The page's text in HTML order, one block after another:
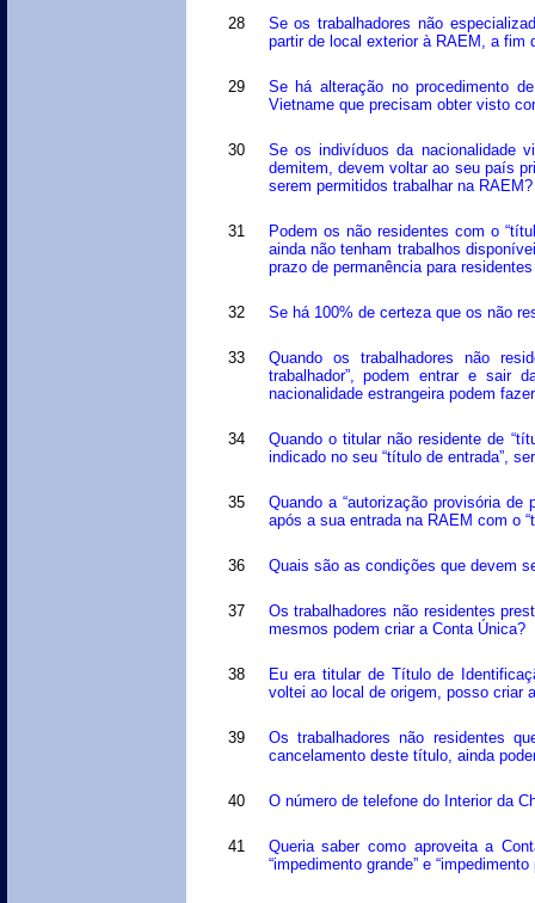
28
Se os trabalhadores não
partir de local exterior à RAEM, a fim
29
Se há alteração no procedimento
Vietname que precisam obter visto
30
Se os indivíduos da nacionalidade
demitem, devem voltar ao seu país
serem permitidos trabalhar na RAEM?
31
Podem os não residentes com o
ainda não tenham trabalhos
prazo de permanência para
32 Se há 100% de certeza que os não
33
Quando os trabalhadores não
trabalhador”, podem entrar e sair
nacionalidade estrangeira podem
34
Quando o titular não residente de
indicado no seu “título de entrada”,
35
Quando a “autorização provisória de
após a sua entrada na RAEM com o
36 Quais são as condições que devem
37
Os trabalhadores não residentes
mesmos podem criar a Conta Única?
38
Eu era titular de Título de
voltei ao local de origem, posso criar
39
Os trabalhadores não residentes
cancelamento deste título, ainda
40 O número de telefone do Interior da
41
Queria saber como aproveita a
“impedimento grande” e “impedimento